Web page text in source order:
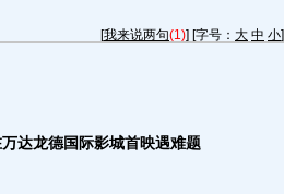
[我来说两句(1)] [字号： 大 中 小]
达龙德国际影城首映遇难题